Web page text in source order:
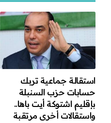
استقالة جماعية تربك
حسابات حزب السنبلة
بإقليم اشتوكة أيت باها..
واستقالات أخرى مرتقبة